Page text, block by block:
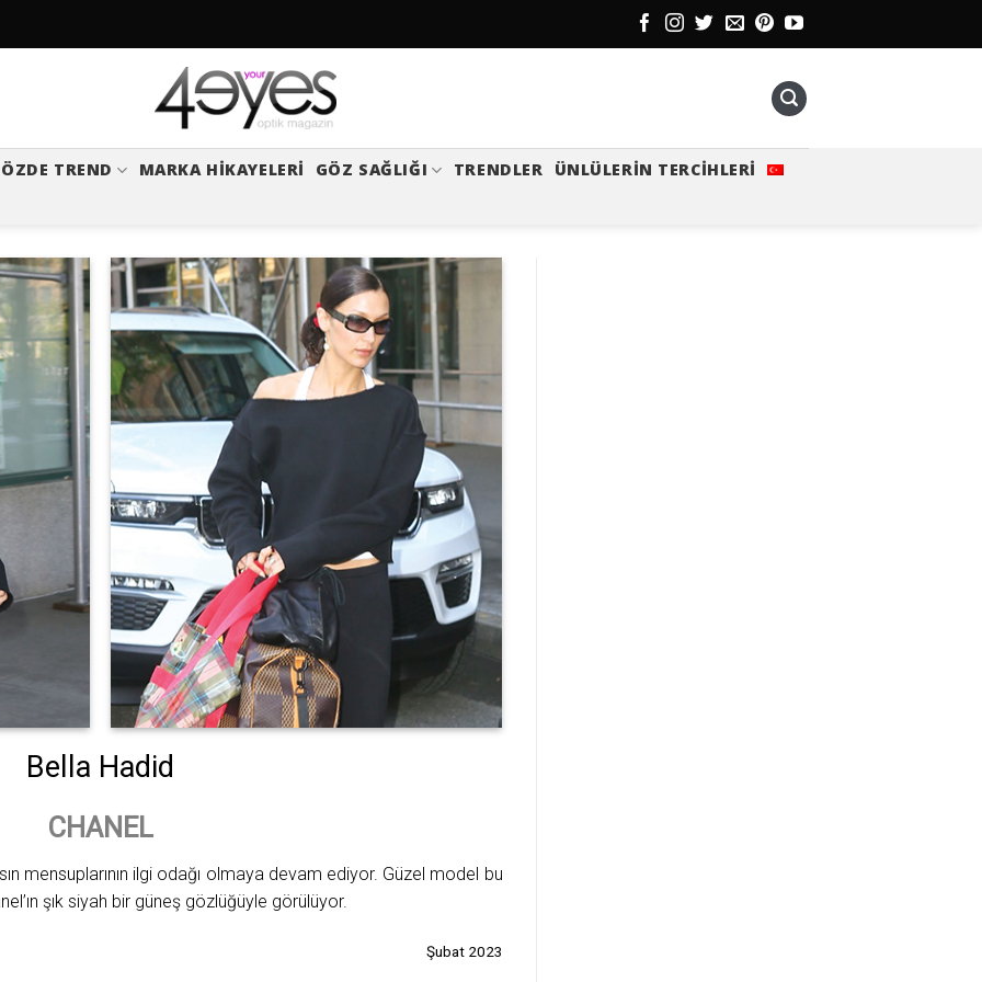
TREND MARKA HIKAYELERI GÖZ SAĞLIĞI TRENDLER ÜNLÜLERIN TERCIHLERI
Bella Hadid
CHANEL
mensuplarının ilgi odağı olmaya devam ediyor. Güzel model bu
şık siyah bir güneş gözlüğüyle görülüyor.
Şubat 2023